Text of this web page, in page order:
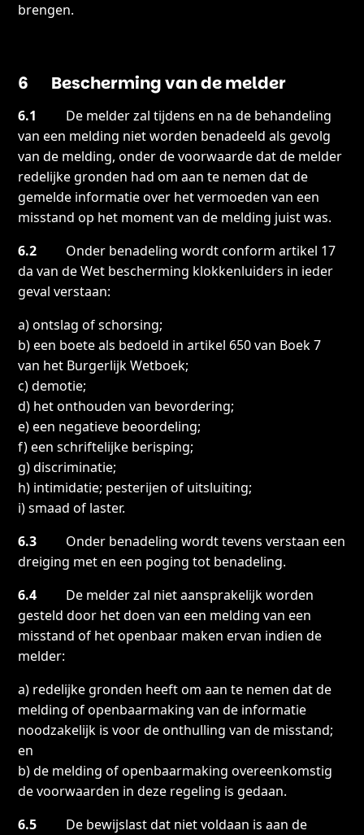
brengen.
6 Bescherming van de melder
6.1 De melder zal tijdens en na de behandeling
van een melding niet worden benadeeld als gevolg
van de melding, onder de voorwaarde dat de melder
redelijke gronden had om aan te nemen dat de
gemelde informatie over het vermoeden van een
misstand op het moment van de melding juist was.
6.2
Onder benadeling wordt conform artikel 17
da van de Wet bescherming klokkenluiders in ieder
geval verstaan:
a) ontslag of schorsing;
b) een boete als bedoeld in artikel 650 van Boek 7
van het Burgerlijk Wetboek;
c) demotie;
d) het onthouden van bevordering;
e) een negatieve beoordeling;
f) een schriftelijke berisping;
g) discriminatie;
h) intimidatie; pesterijen of uitsluiting;
i) smaad of laster.
6.3 Onder benadeling wordt tevens verstaan een
dreiging met en een poging tot benadeling.
6.4 De melder zal niet aansprakelijk worden
gesteld door het doen van een melding van een
misstand of het openbaar maken ervan indien de
melder:
a) redelijke gronden heeft om aan te nemen dat de
melding of openbaarmaking van de informatie
noodzakelijk is voor de onthulling van de misstand;
en
b) de melding of openbaarmaking overeenkomstig
de voorwaarden in deze regeling is gedaan.
6.5 De bewijslast dat niet voldaan is aan de